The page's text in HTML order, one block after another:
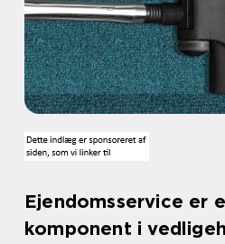
Ejendomsservice er
komponent i